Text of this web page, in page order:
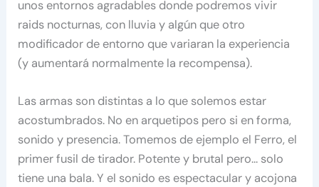
unos entornos agradables donde podremos vivir
raids nocturnas, con lluvia y algún que otro
modificador de entorno que variaran la experiencia
(y aumentará normalmente la recompensa).
Las armas son distintas a lo que solemos estar
acostumbrados. No en arquetipos pero si en forma,
sonido y presencia. Tomemos de ejemplo el Ferro, el
primer fusil de tirador. Potente y brutal pero… solo
tiene una bala. Y el sonido es espectacular y acojona